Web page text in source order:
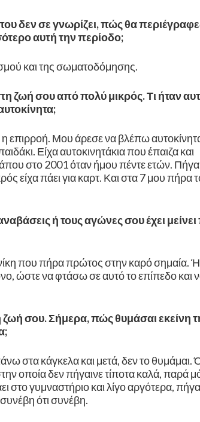
δεν σε γνωρίζει, πώς θα
αυτή την περίοδο;
και της σωματοδόμησης.
ζωή σου από πολύ μικρός. Τι ήταν
επιρροή. Μου άρεσε να βλέπω
Είχα αυτοκινητάκια που έπαιζα και
στο 2001 όταν ήμου πέντε ετών.
είχα πάει για καρτ. Και στα 7 μου πήρα
ή τους αγώνες σου έχει μείνει
που πήρα πρώτος στην καρό σημαία.
ώστε να φτάσω σε αυτό το επίπεδο και
σου. Σήμερα, πώς θυμάσαι εκείνη
στα κάγκελα και μετά, δεν το θυμάμαι.
οποία δεν πήγαινε τίποτα καλά, παρά
στο γυμναστήριο και λίγο αργότερα,
ότι συνέβη.